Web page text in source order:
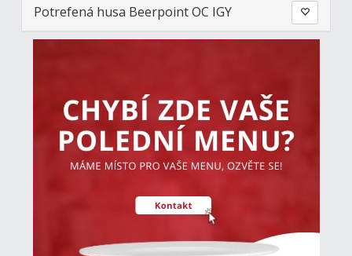
Potrefená husa Beerpoint OC IGY